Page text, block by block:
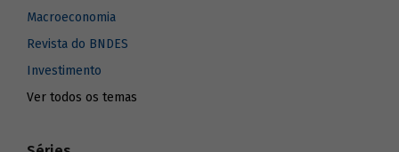
Macroeconomia
Revista do BNDES
Investimento
Ver todos os temas